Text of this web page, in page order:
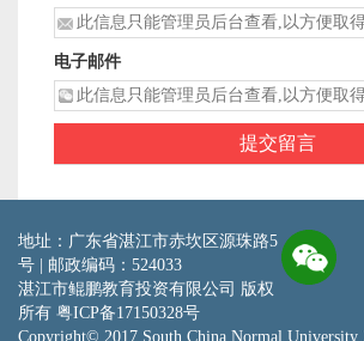
电子邮件
地址：广东省湛江市赤坎区源珠路5
号 | 邮政编码：524033
湛江市鲲鹏教育投资有限公司 版权
所有 粤ICP备17150328号
Copyright© 2017 South China Normal University